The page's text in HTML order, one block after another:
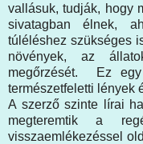
vallásuk, tudják, hogy
sivatagban élnek,
túléléshez szükséges
növények, az
megőrzését. Ez
természetfeletti lények
A szerző szinte lírai
megteremtik a
visszaemlékezéssel